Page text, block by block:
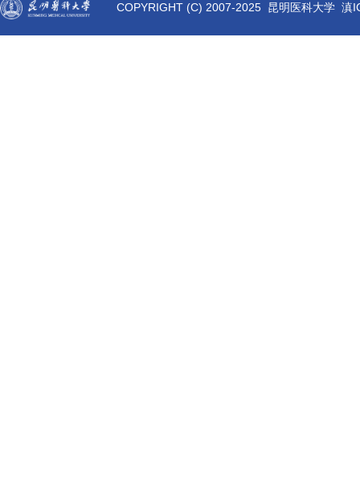
COPYRIGHT (C) 2007-2025 昆明医科大学 滇